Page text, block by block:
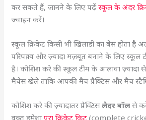
कर सकते हैं, जानने के लिए पढ़ेंस्कूल के अंदर
ज्वाइन करें।
स्कूल क्रिकेट किसी भी खिलाडी का बेस होता है
परिपक़्व और ज़्यादा मज़बूत बनाने के लिए स्कूल
है। कोशिश करे की स्कूल टीम के आलावा ज़्यादा
मैचेस खेले ताकि आपकी मैच प्रैक्टिस और मैच
कोशिश करे की ज़्यादातर प्रैक्टिसलैदर बॉलसे
वक्त हमेशापूरा क्रिकेट किट (complete